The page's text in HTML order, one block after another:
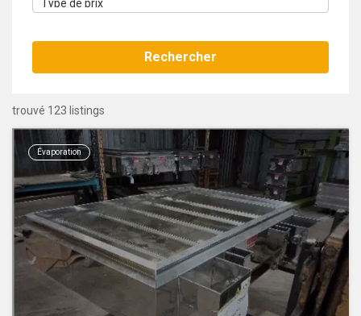
Rechercher
trouvé 123 listings
Évaporation